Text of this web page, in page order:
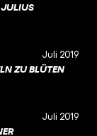
Juli 2019
ZU BLÜTEN
Juli 2019